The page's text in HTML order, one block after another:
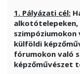
1. Pályázati cél:
alkotótelepeken,
külföldi
fórumokon való
képzőművészet